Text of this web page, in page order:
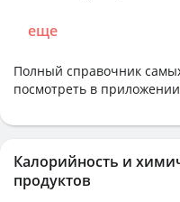
еще
Полный справочник
посмотреть в приложении
Калорийность и
продуктов